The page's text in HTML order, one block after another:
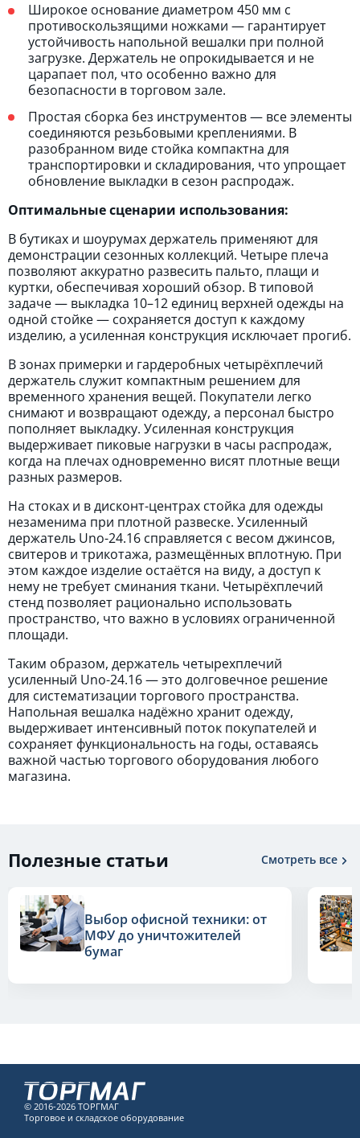
Широкое основание диаметром 450 мм с
противоскользящими ножками — гарантирует
устойчивость напольной вешалки при полной
загрузке. Держатель не опрокидывается и не
царапает пол, что особенно важно для
безопасности в торговом зале.
Простая сборка без инструментов — все элементы
соединяются резьбовыми креплениями. В
разобранном виде стойка компактна для
транспортировки и складирования, что упрощает
обновление выкладки в сезон распродаж.
Оптимальные сценарии использования:
В бутиках и шоурумах держатель применяют для
демонстрации сезонных коллекций. Четыре плеча
позволяют аккуратно развесить пальто, плащи и
куртки, обеспечивая хороший обзор. В типовой
задаче — выкладка 10–12 единиц верхней одежды на
одной стойке — сохраняется доступ к каждому
изделию, а усиленная конструкция исключает прогиб.
В зонах примерки и гардеробных четырёхплечий
держатель служит компактным решением для
временного хранения вещей. Покупатели легко
снимают и возвращают одежду, а персонал быстро
пополняет выкладку. Усиленная конструкция
выдерживает пиковые нагрузки в часы распродаж,
когда на плечах одновременно висят плотные вещи
разных размеров.
На стоках и в дисконт-центрах стойка для одежды
незаменима при плотной развеске. Усиленный
держатель Unо-24.16 справляется с весом джинсов,
свитеров и трикотажа, размещённых вплотную. При
этом каждое изделие остаётся на виду, а доступ к
нему не требует сминания ткани. Четырёхплечий
стенд позволяет рационально использовать
пространство, что важно в условиях ограниченной
площади.
Таким образом, держатель четырехплечий
усиленный Unо-24.16 — это долговечное решение
для систематизации торгового пространства.
Напольная вешалка надёжно хранит одежду,
выдерживает интенсивный поток покупателей и
сохраняет функциональность на годы, оставаясь
важной частью торгового оборудования любого
магазина.
Полезные статьи Смотреть все
Выбор офисной техники: от
МФУ до уничтожителей
бумаг
© 2016-2026 ТОРГМАГ
Торговое и складское оборудование